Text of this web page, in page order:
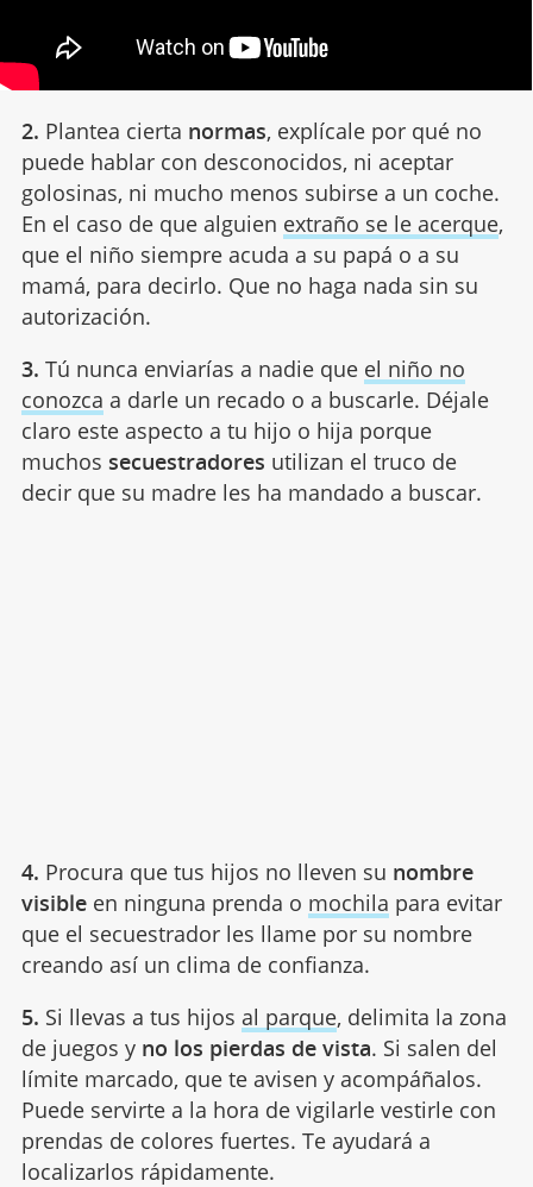
2. Plantea cierta normas, explícale por qué no
puede hablar con desconocidos, ni aceptar
golosinas, ni mucho menos subirse a un coche.
En el caso de que alguien extraño se le acerque,
que el niño siempre acuda a su papá o a su
mamá, para decirlo. Que no haga nada sin su
autorización.
3. Tú nunca enviarías a nadie que el niño no
conozca a darle un recado o a buscarle. Déjale
claro este aspecto a tu hijo o hija porque
muchos secuestradores utilizan el truco de
decir que su madre les ha mandado a buscar.
4. Procura que tus hijos no lleven su nombre
visibleen ninguna prenda o mochila para evitar
que el secuestrador les llame por su nombre
creando así un clima de confianza.
5. Si llevas a tus hijos al parque, delimita la zona
de juegos y no los pierdas de vista. Si salen del
límite marcado, que te avisen y acompáñalos.
Puede servirte a la hora de vigilarle vestirle con
prendas de colores fuertes. Te ayudará a
localizarlos rápidamente.